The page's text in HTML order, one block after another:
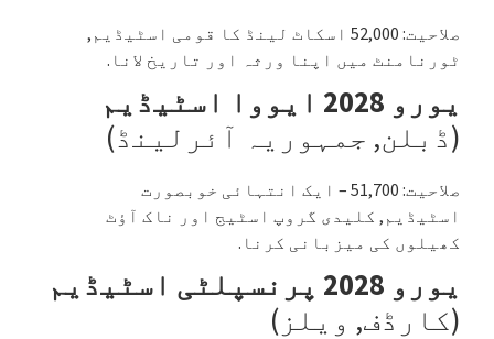
صلاحیت: 52,000 اسکاٹ لینڈ کا قومی اسٹیڈیم,
ٹورنامنٹ میں اپنا ورثہ اور تاریخ لانا.
یورو 2028 ایووا اسٹیڈیم
(ڈبلن, جمہوریہ آئرلینڈ)
صلاحیت: 51,700 – ایک انتہائی خوبصورت
اسٹیڈیم, کلیدی گروپ اسٹیج اور ناک آؤٹ
کھیلوں کی میزبانی کرنا.
یورو 2028 پرنسپلٹی اسٹیڈیم
(کارڈف, ویلز)